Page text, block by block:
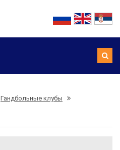
Гандбольные клубы